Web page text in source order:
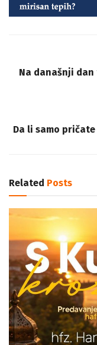
Na današnji dan
Da li samo
Related Posts